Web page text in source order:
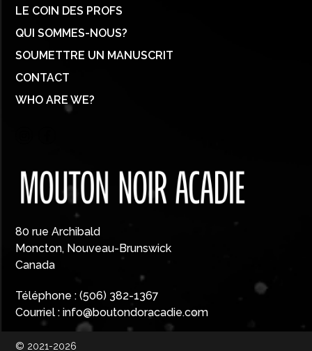
LE COIN DES PROFS
QUI SOMMES-NOUS?
SOUMETTRE UN MANUSCRIT
CONTACT
WHO ARE WE?
80 rue Archibald
Moncton, Nouveau-Brunswick
Canada
Téléphone :(506) 382-1367
Courriel :info@boutondoracadie.com
© 2021-2026